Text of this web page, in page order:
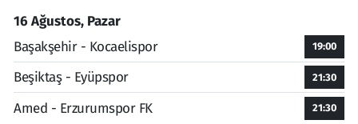
16 Ağustos, Pazar
Başakşehir - Kocaelispor
19:00
Beşiktaş - Eyüpspor 21:30
Amed - Erzurumspor FK 21:30